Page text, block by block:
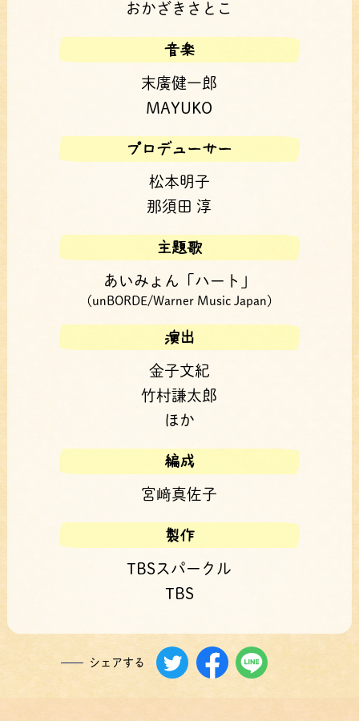
おかざきさとこ
音楽
末廣健一郎
MAYUKO
プロデューサー
松本明子
那須田 淳
主題歌
あいみょん「ハート」
（unBORDE/Warner Music Japan）
演出
金子文紀
竹村謙太郎
ほか
編成
宮﨑真佐子
製作
TBSスパークル
TBS
シェアする